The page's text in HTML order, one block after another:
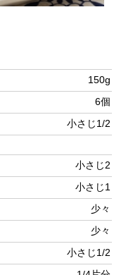
小さじ1/2
小さじ1
少々
小さじ1/2